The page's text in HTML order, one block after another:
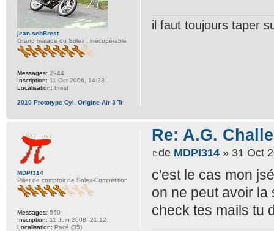
il faut toujours taper
jean-sebBrest
Grand malade du Solex , irrécupérable
Messages: 2944
Inscription: 11 Oct 2006, 14:23
Localisation: brest
2010 Prototype Cyl. Origine Air 3 Tr
Re: A.G.
de MDPI314 » 31 Oct
c'est le cas mon jsé
on ne peut avoir la
check tes mails tu
MDPI314
Pilier de comptoir de Solex-Compétition
Messages: 550
Inscription: 11 Juin 2008, 21:12
Localisation: Pacé (35)